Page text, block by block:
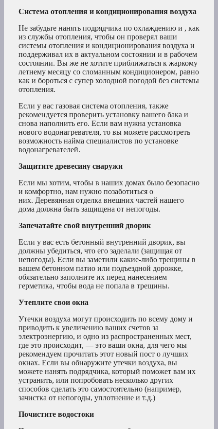
Система отопления и кондиционирования воздуха
Не забудьте нанять подрядчика по охлаждению и , как
из службы отопления, чтобы он проверял ваши
системы отопления и кондиционирования воздуха и
поддерживал их в актуальном состоянии и в рабочем
состоянии. Вы же не хотите приближаться к жаркому
летнему месяцу со сломанным кондиционером, равно
как и бороться с супер холодной погодой без системы
отопления.
Если у вас газовая система отопления, также
рекомендуется проверить установку вашего бака и
снова наполнить его. Если вам нужна установка
нового водонагревателя, то вы можете рассмотреть
возможность найма специалистов по установке
водонагревателей.
Защитите древесину снаружи
Если мы хотим, чтобы в наших домах было безопасно
и комфортно, нам нужно позаботиться о
них. Деревянная отделка внешних частей нашего
дома должна быть защищена от непогоды.
Запечатайте свой внутренний дворик
Если у вас есть бетонный внутренний дворик, вы
должны убедиться, что его заделали (защищая от
непогоды). Если вы заметили какие-либо трещины в
вашем бетонном патио или подъездной дорожке,
обязательно заполните их перед нанесением
герметика, чтобы вода не попала в трещины.
Утеплите свои окна
Утечки воздуха могут происходить по всему дому и
приводить к увеличению ваших счетов за
электроэнергию, и одно из распространенных мест,
где это происходит, — это ваши окна, для чего мы
рекомендуем прочитать этот новый пост о лучших
окнах. Если вы обнаружите утечки воздуха, вы
можете нанять подрядчика, который поможет вам их
устранить, или попробовать несколько других
способов сделать это самостоятельно (например,
зачистка от непогоды, уплотнение и т.д.)
Почистите водостоки